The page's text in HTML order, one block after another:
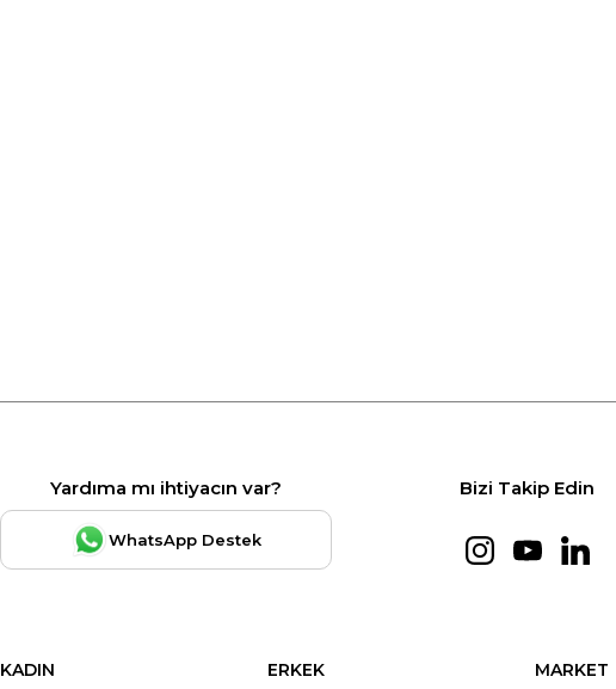
Yardıma mı ihtiyacın var?
WhatsApp Destek
Bizi Takip Edin
KADIN
ERKEK
MARKET